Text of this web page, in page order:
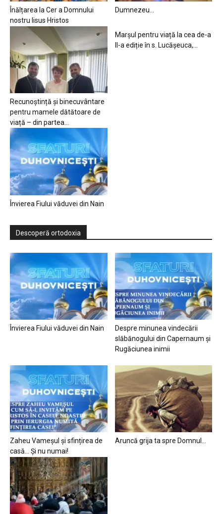
Înălțarea la Cer a Domnului
nostru Iisus Hristos
Dumnezeu…
Recunoștință și binecuvântare
pentru mamele dătătoare de
viață – din partea...
Marșul pentru viață la cea de-a
II-a ediție în s. Lucășeuca,...
Învierea Fiului văduvei din Nain
Descoperă ortodoxia
Învierea Fiului văduvei din Nain
Despre minunea vindecării
slăbănogului din Capernaum și
Rugăciunea inimii
Zaheu Vameșul și sfințirea de
casă… Și nu numai!
Aruncă grija ta spre Domnul…